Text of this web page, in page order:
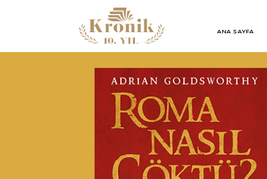
ANA SAYFA